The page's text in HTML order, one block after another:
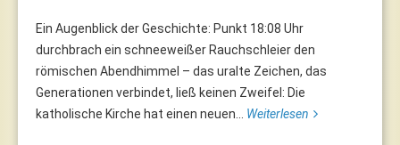
Ein Augenblick der Geschichte: Punkt 18:08 Uhr
durchbrach ein schneeweißer Rauchschleier den
römischen Abendhimmel – das uralte Zeichen, das
Generationen verbindet, ließ keinen Zweifel: Die
katholische Kirche hat einen neuen... Weiterlesen